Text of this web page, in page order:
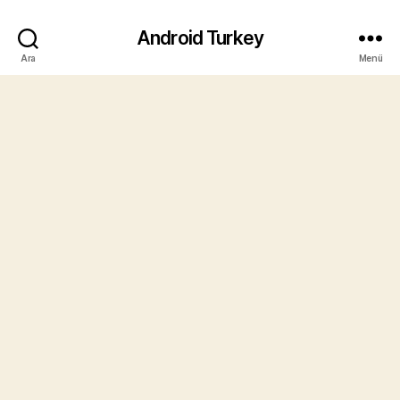
Ara
Android Turkey
Menü